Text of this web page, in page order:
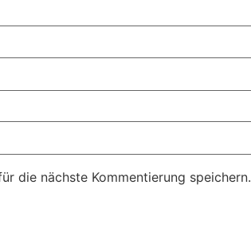
die nächste Kommentierung speichern.